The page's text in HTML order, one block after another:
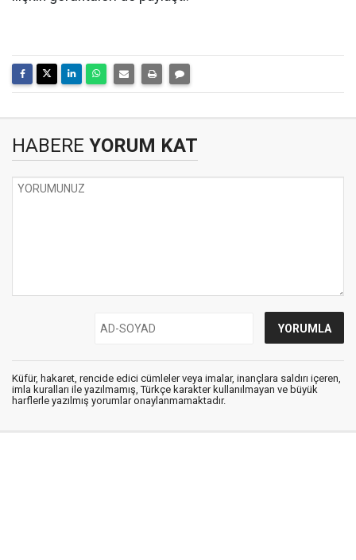
HABERE YORUM KAT
Küfür, hakaret, rencide edici cümleler veya imalar, inançlara saldırı içeren,
imla kuralları ile yazılmamış, Türkçe karakter kullanılmayan ve büyük
harflerle yazılmış yorumlar onaylanmamaktadır.